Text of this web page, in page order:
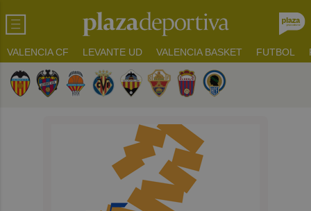
VALENCIA CF LEVANTE UD VALENCIA BASKET FUTBOL